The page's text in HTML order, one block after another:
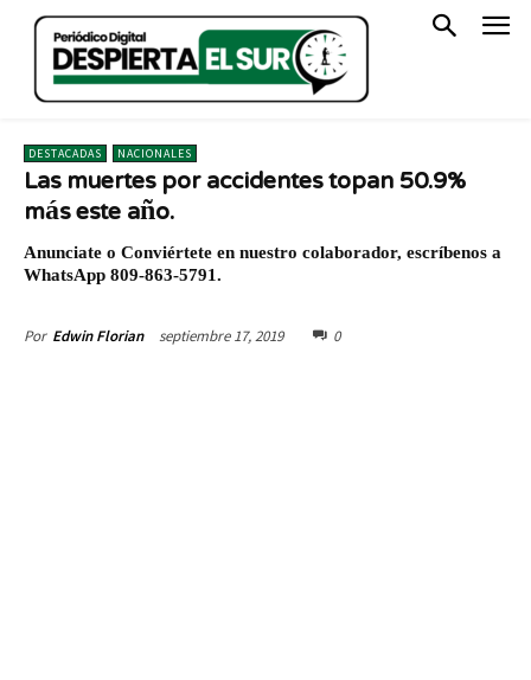
DESTACADAS NACIONALES
Las muertes por accidentes topan 50.9%
más este año.
Anunciate o Conviértete en nuestro colaborador, escríbenos a
WhatsApp 809-863-5791.
Por Edwin Florian septiembre 17, 2019 0